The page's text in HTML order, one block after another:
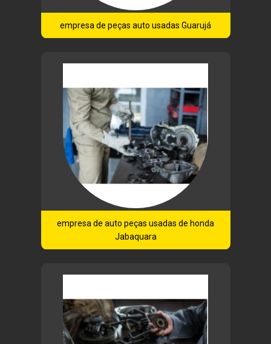
empresa de peças auto usadas Guarujá
empresa de auto peças usadas de honda
Jabaquara